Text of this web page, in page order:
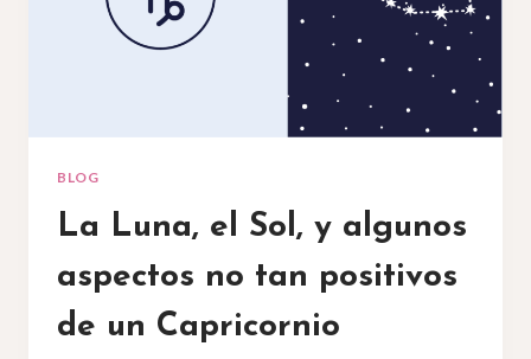
BLOG
La Luna, el Sol, y algunos
aspectos no tan positivos
de un Capricornio